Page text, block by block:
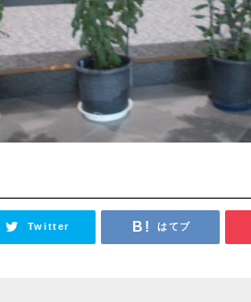
Twitter はてブ